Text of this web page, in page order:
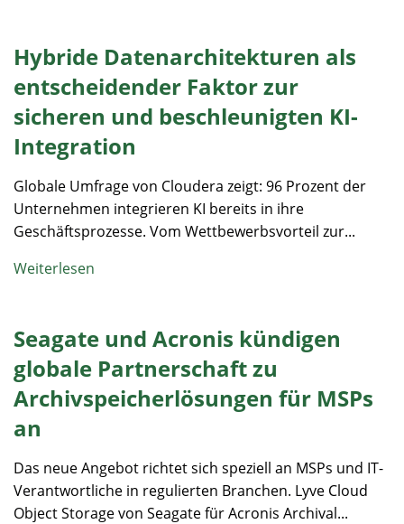
Hybride Datenarchitekturen als
entscheidender Faktor zur
sicheren und beschleunigten KI-
Integration
Globale Umfrage von Cloudera zeigt: 96 Prozent der
Unternehmen integrieren KI bereits in ihre
Geschäftsprozesse. Vom Wettbewerbsvorteil zur...
Weiterlesen
Seagate und Acronis kündigen
globale Partnerschaft zu
Archivspeicherlösungen für MSPs
an
Das neue Angebot richtet sich speziell an MSPs und IT-
Verantwortliche in regulierten Branchen. Lyve Cloud
Object Storage von Seagate für Acronis Archival...